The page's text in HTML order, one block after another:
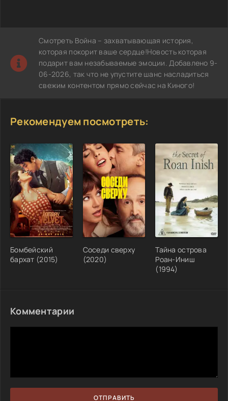
Смотреть Война – захватывающая история,
которая покорит ваше сердце!Новость которая
подарит вам незабываемые эмоции. Добавлено 9-
06-2026, так что не упустите шанс насладиться
свежим контентом прямо сейчас на Киного!
Рекомендуем посмотреть:
Бомбейский
бархат (2015)
Соседи сверху
(2020)
Тайна острова
Роан-Иниш
(1994)
Комментарии
ОТПРАВИТЬ